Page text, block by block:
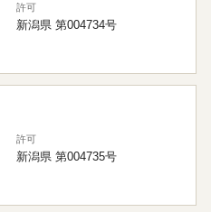
許可
新潟県 第004734号
許可
新潟県 第004735号